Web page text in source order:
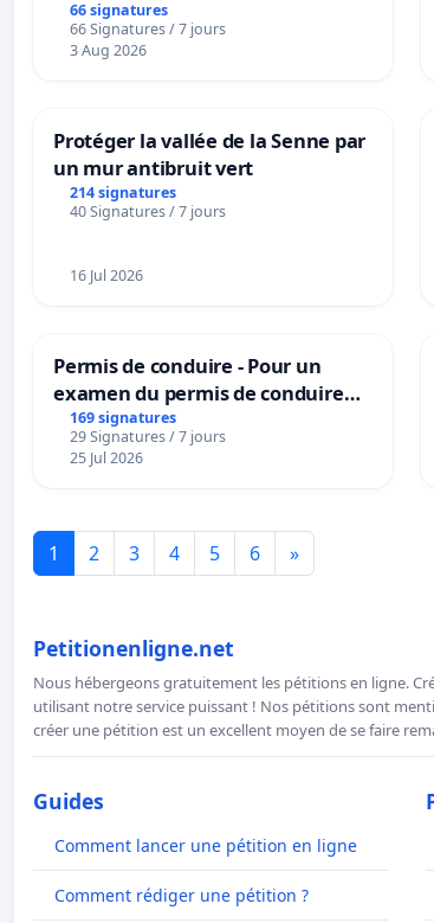
Beauval - Voor een MIVB-
bediening van de wijken
Strombeek en Het Voor
66 signatures
66 Signatures / 7 jours
3 Aug 2026
Protéger la vallée de la Senne par
un mur antibruit vert
214 signatures
40 Signatures / 7 jours
16 Jul 2026
Permis de conduire - Pour un
examen du permis de conduire
accessible dans plusieurs langues
à Bruxelles
169 signatures
29 Signatures / 7 jours
25 Jul 2026
1 2 3 4 5 6 »
Petitionenligne.net
Nous hébergeons gratuitement les pétitions en ligne.
utilisant notre service puissant ! Nos pétitions sont
créer une pétition est un excellent moyen de se faire
Guides
Comment lancer une pétition en ligne
Comment rédiger une pétition ?